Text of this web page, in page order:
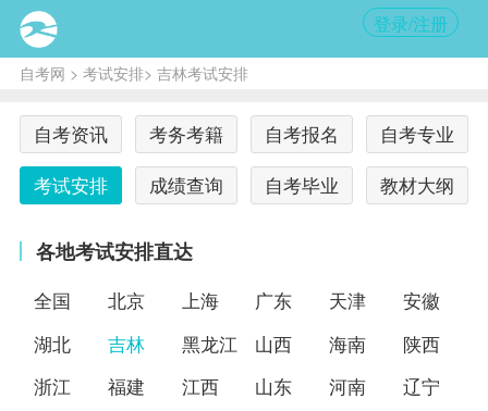
登录/注册
自考网 > 考试安排> 吉林考试安排
自考资讯 考务考籍 自考报名
自考专业
考试安排
成绩查询 自考毕业 教材大纲
各地考试安排直达
全国 北京 上海 广东 天津
安徽
湖北
吉林 黑龙江 山西 海南
陕西
浙江
福建 江西 山东 河南
辽宁